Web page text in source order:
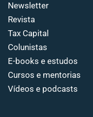
Newsletter
Revista
Tax Capital
Colunistas
E-books e estudos
Cursos e mentorias
Vídeos e podcasts